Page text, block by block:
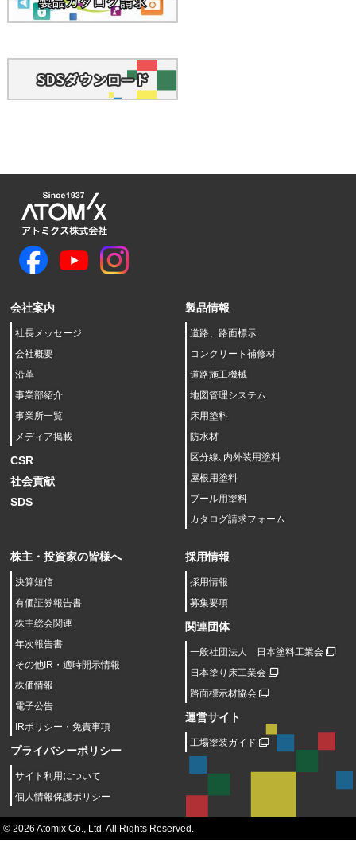
会社案内
社長メッセージ
会社概要
沿革
事業部紹介
事業所一覧
メディア掲載
CSR
社会貢献
SDS
製品情報
道路、路面標示
コンクリート補修材
道路施工機械
地図管理システム
床用塗料
防水材
区分線､内外装用塗料
屋根用塗料
プール用塗料
カタログ請求フォーム
株主・投資家の皆様へ
決算短信
有価証券報告書
株主総会関連
年次報告書
その他IR・適時開示情報
株価情報
電子公告
IRポリシー・免責事項
プライバシーポリシー
サイト利用について
個人情報保護ポリシー
採用情報
採用情報
募集要項
関連団体
一般社団法人 日本塗料工業会
日本塗り床工業会
路面標示材協会
運営サイト
工場塗装ガイド
© 2026 Atomix Co., Ltd. All Rights Reserved.